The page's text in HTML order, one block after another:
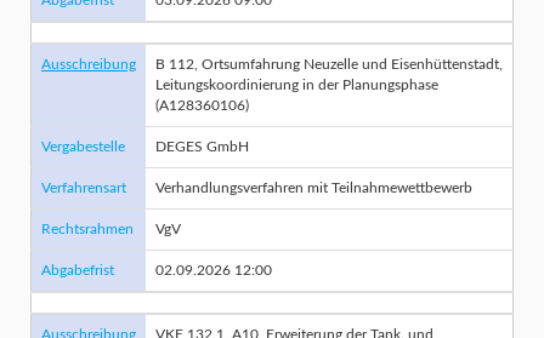
Ausschreibung
B 112, Ortsumfahrung Neuzelle und Eisenhüttenstadt,
Leitungskoordinierung in der Planungsphase
(A128360106)
Vergabestelle DEGES GmbH
Verfahrensart Verhandlungsverfahren mit Teilnahmewettbewerb
Rechtsrahmen VgV
Abgabefrist 02.09.2026 12:00
Ausschreibung
VKE 132.1, A10, Erweiterung der Tank. und